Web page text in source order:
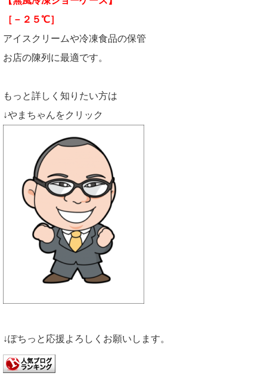
［－２５℃］
アイスクリームや冷凍食品の保管
お店の陳列に最適です。
もっと詳しく知りたい方は
↓やまちゃんをクリック
↓ぽちっと応援よろしくお願いします。